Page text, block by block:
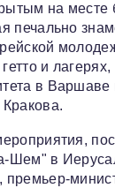
на
печально
и
в
в